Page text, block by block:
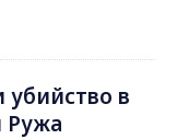
убийство в
Ружа